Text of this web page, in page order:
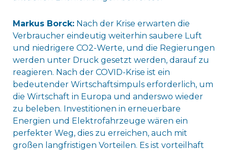
Markus Borck:Nach der Krise erwarten die
Verbraucher eindeutig weiterhin saubere Luft
und niedrigere CO2-Werte, und die Regierungen
werden unter Druck gesetzt werden, darauf zu
reagieren. Nach der COVID-Krise ist ein
bedeutender Wirtschaftsimpuls erforderlich, um
die Wirtschaft in Europa und anderswo wieder
zu beleben. Investitionen in erneuerbare
Energien und Elektrofahrzeuge wären ein
perfekter Weg, dies zu erreichen, auch mit
großen langfristigen Vorteilen. Es ist vorteilhaft